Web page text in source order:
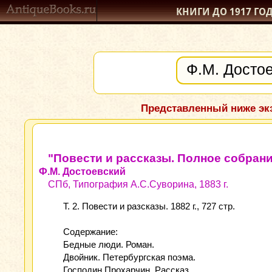
КНИГИ ДО 1917
Представленный ниже
"Повести и рассказы. Полное
Ф.М. Достоевский
СПб, Типография А.С.Суворина, 1883 г.
Т. 2. Повести и разсказы. 1882 г., 727 стр.
Содержание:
Бедные люди. Роман.
Двойник. Петербургская поэма.
Господин Прохарчин. Рассказ.